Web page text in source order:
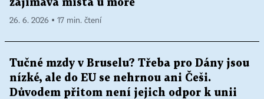
zajímavá místa u moře
26. 6. 2026 ▪ 17 min. čtení
Tučné mzdy v Bruselu? Třeba pro Dány jsou
nízké, ale do EU se nehrnou ani Češi.
Důvodem přitom není jejich odpor k unii